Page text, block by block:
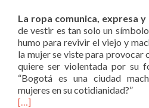
La ropa comunica, expresa
de vestir es tan solo un
humo para revivir el viejo y
la mujer se viste para provocar
quiere ser violentada por su
“Bogotá es una ciudad
mujeres en su cotidianidad?”
[…]